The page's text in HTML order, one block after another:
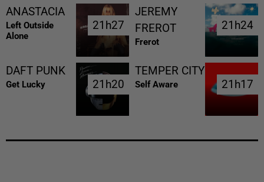
ANASTACIA
Left Outside
Alone
21h27
21h27
JEREMY
FREROT
Frerot
21h24
21h24
DAFT PUNK
Get Lucky 21h20
21h20
TEMPER CITY
Self Aware 21h17
21h17